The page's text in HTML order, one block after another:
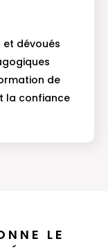
et dévoués
de
la confiance
LE